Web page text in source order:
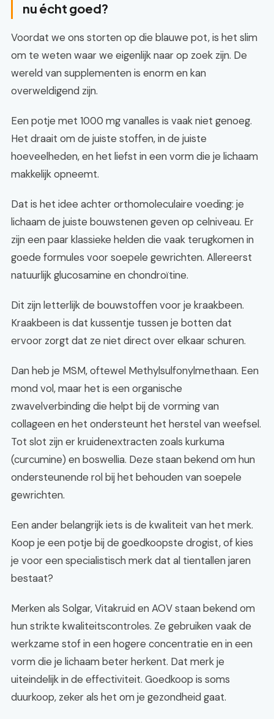
nu écht goed?
Voordat we ons storten op die blauwe pot, is het slim
om te weten waar we eigenlijk naar op zoek zijn. De
wereld van supplementen is enorm en kan
overweldigend zijn.
Een potje met 1000 mg vanalles is vaak niet genoeg.
Het draait om de juiste stoffen, in de juiste
hoeveelheden, en het liefst in een vorm die je lichaam
makkelijk opneemt.
Dat is het idee achter orthomoleculaire voeding: je
lichaam de juiste bouwstenen geven op celniveau. Er
zijn een paar klassieke helden die vaak terugkomen in
goede formules voor soepele gewrichten. Allereerst
natuurlijk glucosamine en chondroïtine.
Dit zijn letterlijk de bouwstoffen voor je kraakbeen.
Kraakbeen is dat kussentje tussen je botten dat
ervoor zorgt dat ze niet direct over elkaar schuren.
Dan heb je MSM, oftewel Methylsulfonylmethaan. Een
mond vol, maar het is een organische
zwavelverbinding die helpt bij de vorming van
collageen en het ondersteunt het herstel van weefsel.
Tot slot zijn er kruidenextracten zoals kurkuma
(curcumine) en boswellia. Deze staan bekend om hun
ondersteunende rol bij het behouden van soepele
gewrichten.
Een ander belangrijk iets is de kwaliteit van het merk.
Koop je een potje bij de goedkoopste drogist, of kies
je voor een specialistisch merk dat al tientallen jaren
bestaat?
Merken als Solgar, Vitakruid en AOV staan bekend om
hun strikte kwaliteitscontroles. Ze gebruiken vaak de
werkzame stof in een hogere concentratie en in een
vorm die je lichaam beter herkent. Dat merk je
uiteindelijk in de effectiviteit. Goedkoop is soms
duurkoop, zeker als het om je gezondheid gaat.